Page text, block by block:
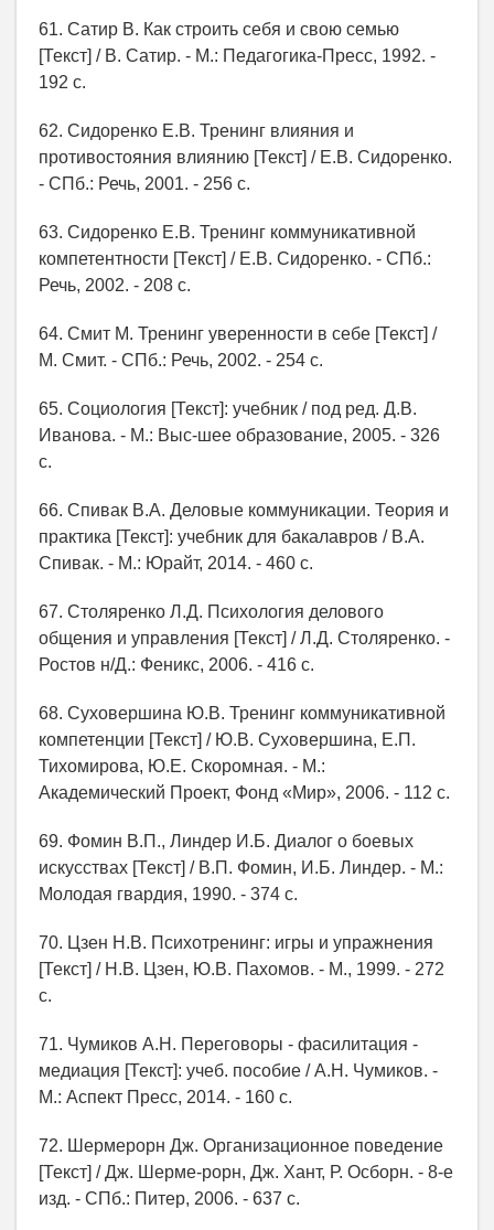
61. Сатир В. Как строить себя и свою семью
[Текст] / В. Сатир. - М.: Педагогика-Пресс, 1992. -
192 с.
62. Сидоренко Е.В. Тренинг влияния и
противостояния влиянию [Текст] / Е.В. Сидоренко.
- СПб.: Речь, 2001. - 256 с.
63. Сидоренко Е.В. Тренинг коммуникативной
компетентности [Текст] / Е.В. Сидоренко. - СПб.:
Речь, 2002. - 208 с.
64. Смит М. Тренинг уверенности в себе [Текст] /
М. Смит. - СПб.: Речь, 2002. - 254 с.
65. Социология [Текст]: учебник / под ред. Д.В.
Иванова. - М.: Выс-шее образование, 2005. - 326
с.
66. Спивак В.А. Деловые коммуникации. Теория и
практика [Текст]: учебник для бакалавров / В.А.
Спивак. - М.: Юрайт, 2014. - 460 с.
67. Столяренко Л.Д. Психология делового
общения и управления [Текст] / Л.Д. Столяренко. -
Ростов н/Д.: Феникс, 2006. - 416 с.
68. Суховершина Ю.В. Тренинг коммуникативной
компетенции [Текст] / Ю.В. Суховершина, Е.П.
Тихомирова, Ю.Е. Скоромная. - М.:
Академический Проект, Фонд «Мир», 2006. - 112 с.
69. Фомин В.П., Линдер И.Б. Диалог о боевых
искусствах [Текст] / В.П. Фомин, И.Б. Линдер. - М.:
Молодая гвардия, 1990. - 374 с.
70. Цзен Н.В. Психотренинг: игры и упражнения
[Текст] / Н.В. Цзен, Ю.В. Пахомов. - М., 1999. - 272
с.
71. Чумиков А.Н. Переговоры - фасилитация -
медиация [Текст]: учеб. пособие / А.Н. Чумиков. -
М.: Аспект Пресс, 2014. - 160 с.
72. Шермерорн Дж. Организационное поведение
[Текст] / Дж. Шерме-рорн, Дж. Хант, Р. Осборн. - 8-е
изд. - СПб.: Питер, 2006. - 637 с.